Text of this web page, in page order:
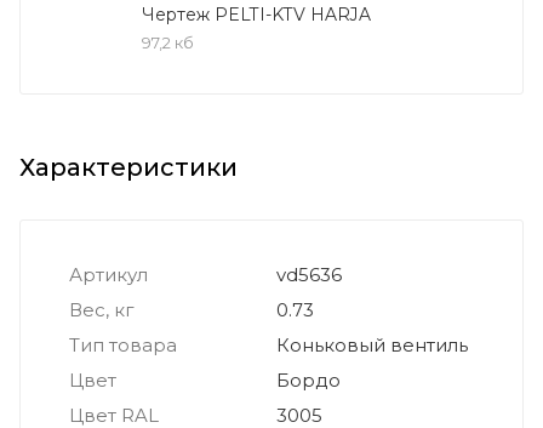
Чертеж PELTI-KTV HARJA
97,2 кб
Характеристики
Артикул
vd5636
Вес, кг
0.73
Тип товара
Коньковый вентиль
Цвет
Бордо
Цвет RAL
3005